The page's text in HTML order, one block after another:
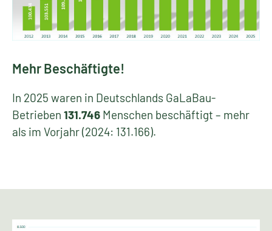
Mehr Beschäftigte!
In 2025 waren in Deutschlands GaLaBau-
Betrieben 131.746 Menschen beschäftigt – mehr
als im Vorjahr (2024: 131.166).